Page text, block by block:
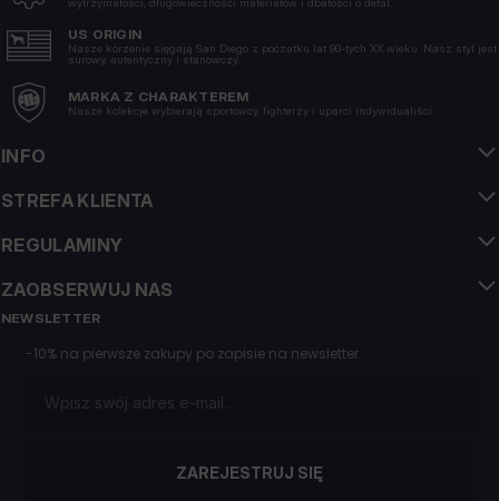
SZORTY DRESOWE ADCC
2 Kolory
179 PLN
249 PLN